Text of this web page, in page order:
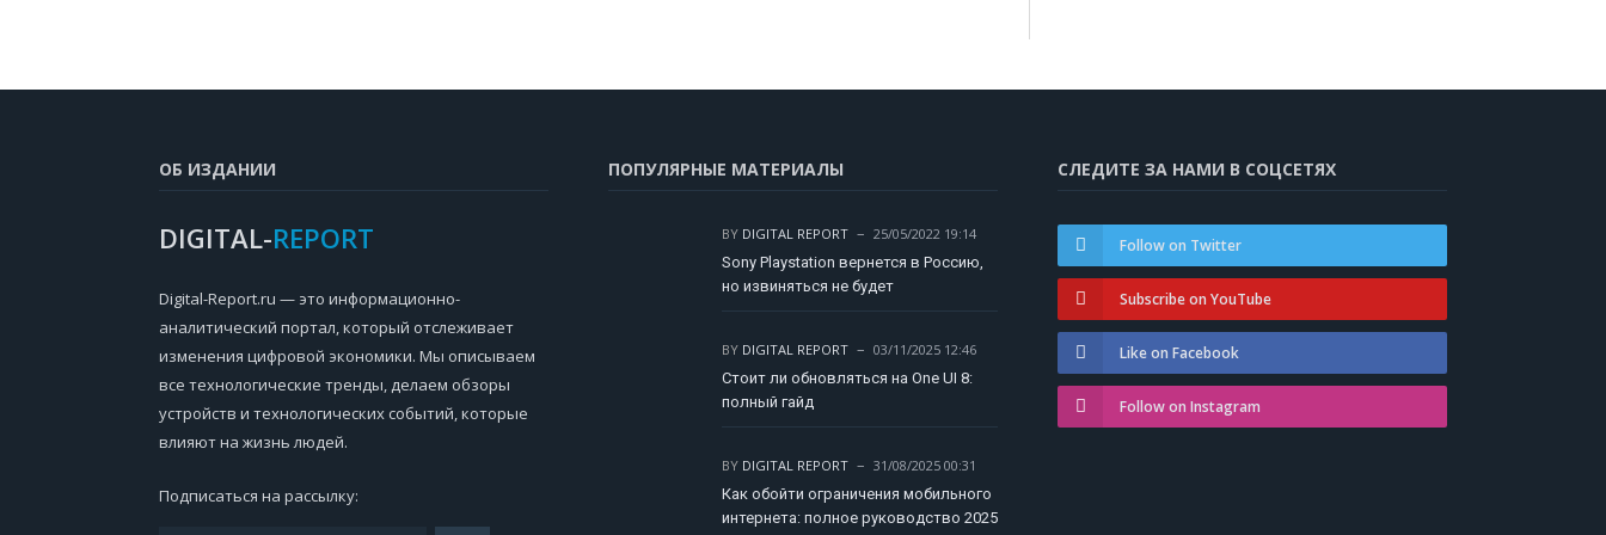
ОБ ИЗДАНИИ
DIGITAL-REPORT
Digital-Report.ru — это информационно-
аналитический портал, который отслеживает
изменения цифровой экономики. Мы описываем
все технологические тренды, делаем обзоры
устройств и технологических событий, которые
влияют на жизнь людей.
Подписаться на рассылку:
ПОПУЛЯРНЫЕ МАТЕРИАЛЫ
BY DIGITAL REPORT
25/05/2022 19:14
Sony Playstation вернется в Россию,
но извиняться не будет
BY DIGITAL REPORT
03/11/2025 12:46
Стоит ли обновляться на One UI 8:
полный гайд
BY DIGITAL REPORT
31/08/2025 00:31
Как обойти ограничения мобильного
интернета: полное руководство 2025
СЛЕДИТЕ ЗА НАМИ В СОЦСЕТЯХ
Follow on Twitter
Subscribe on YouTube
Like on Facebook
Follow on Instagram